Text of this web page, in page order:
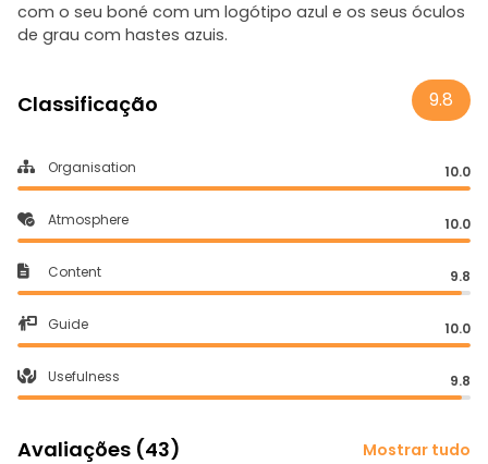
com o seu boné com um logótipo azul e os seus óculos
de grau com hastes azuis.
Classificação 9.8
Organisation 10.0
Atmosphere 10.0
Content 9.8
Guide 10.0
Usefulness 9.8
Avaliações (43) Mostrar tudo